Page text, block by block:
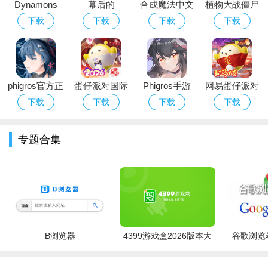
Dynamons
World下载
2026最新版
下载
幕后的
Nextbots沙盒
游戏安卓最新
版本
下载
合成魔法中文
版
下载
植物大战僵尸
经典版下载安
装免费
下载
phigros官方正
版下载2026最
下载
蛋仔派对国际
服Eggy Party
下载
Phigros手游
官方下载最新
下载
网易蛋仔派对
游戏免费版下
下载
专题合集
B浏览器
4399游戏盒2026版本大
谷歌浏览